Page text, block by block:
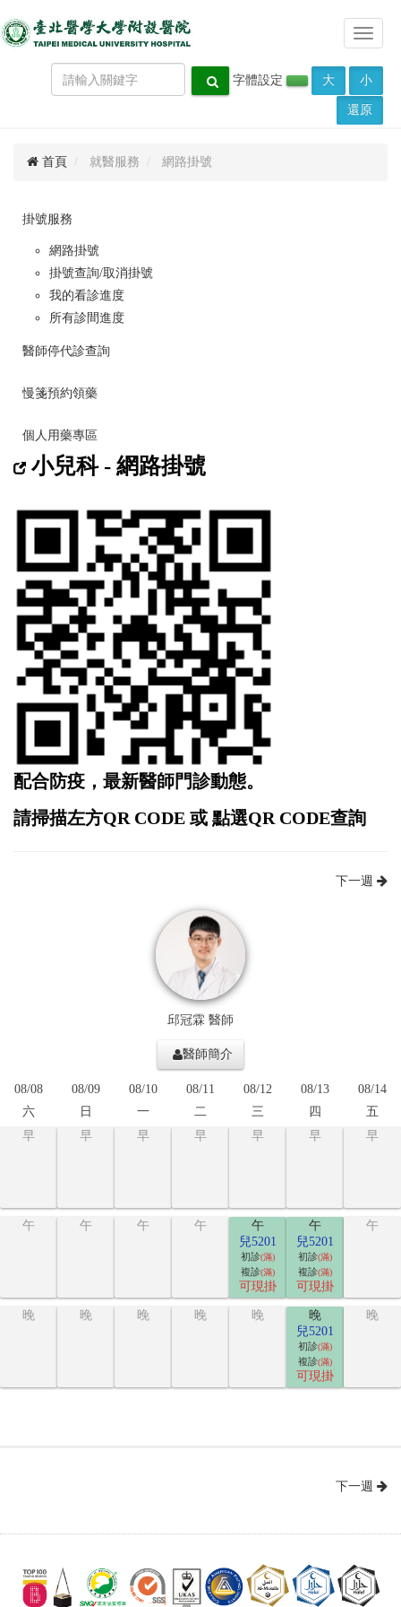
Toggle
字體設定
大 小
還原
首頁 就醫服務 網路掛號
掛號服務
網路掛號
掛號查詢/取消掛號
我的看診進度
所有診間進度
醫師停代診查詢
慢箋預約領藥
個人用藥專區
小兒科 - 網路掛號
配合防疫，最新醫師門診動態。
請掃描左方QR CODE 或 點選QR CODE查詢
下一週
邱冠霖 醫師
醫師簡介
08/08
六
08/09
日
08/10
一
08/11
二
08/12
三
08/13
四
08/14
五
早
早 早 早 早 早 早
午 午 午 午
午
兒5201
初診(滿)
複診(滿)
可現掛
午
兒5201
初診(滿)
複診(滿)
可現掛
午
晚 晚 晚 晚 晚
晚
兒5201
初診(滿)
複診(滿)
可現掛
晚
下一週